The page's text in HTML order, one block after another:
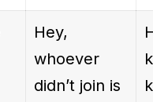
Hey,
whoever
didn’t join is